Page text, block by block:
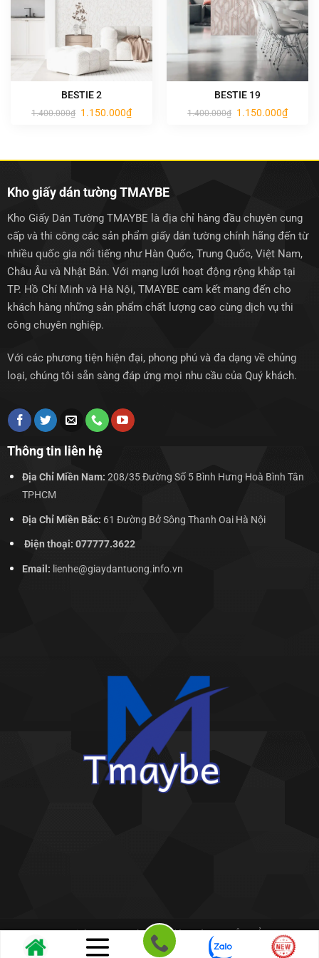
BESTIE 2
1.400.000₫ Giá
gốc
1.150.000₫Giá
hiện
BESTIE 19
1.400.000₫ Giá
gốc
1.150.000₫Giá
hiện
Kho giấy dán tường TMAYBE
Kho Giấy Dán Tường TMAYBE là địa chỉ hàng đầu chuyên cung
cấp và thi công các sản phẩm giấy dán tường chính hãng đến từ
nhiều quốc gia nổi tiếng như Hàn Quốc, Trung Quốc, Việt Nam,
Châu Âu và Nhật Bản. Với mạng lưới hoạt động rộng khắp tại
TP. Hồ Chí Minh và Hà Nội, TMAYBE cam kết mang đến cho
khách hàng những sản phẩm chất lượng cao cùng dịch vụ thi
công chuyên nghiệp.
Với các phương tiện hiện đại, phong phú và đa dạng về chủng
loại, chúng tôi sẵn sàng đáp ứng mọi nhu cầu của Quý khách.
Thông tin liên hệ
Địa Chỉ Miền Nam: 208/35 Đường Số 5 Bình Hưng Hoà Bình Tân
TPHCM
Địa Chỉ Miền Bắc: 61 Đường Bở Sông Thanh Oai Hà Nội
Điện thoại: 077777.3622
Email: lienhe@giaydantuong.info.vn
Copyright 2026 ©Kho giấy dán tường THIÊN BẢO